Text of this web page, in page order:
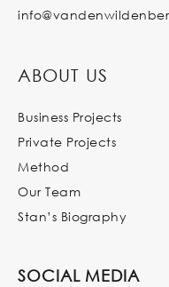
ABOUT US
Business Projects
Private Projects
Method
Our Team
Stan’s Biography
SOCIAL MEDIA